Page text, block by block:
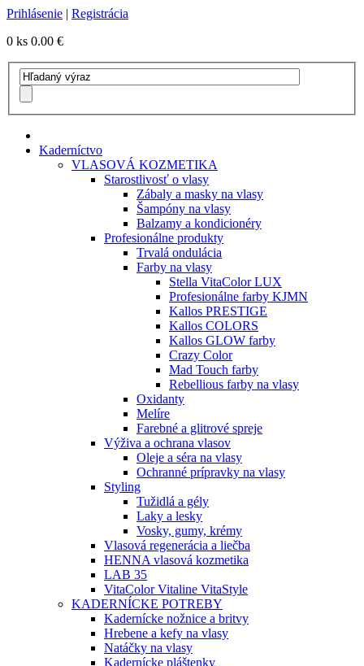
Prihlásenie | Registrácia
0 ks 0.00 €
Kaderníctvo
VLASOVÁ KOZMETIKA
Starostlivosť o vlasy
Zábaly a masky na vlasy
Šampóny na vlasy
Balzamy a kondicionéry
Profesionálne produkty
Trvalá ondulácia
Farby na vlasy
Stella VitaColor LUX
Profesionálne farby KJMN
Kallos PRESTIGE
Kallos COLORS
Kallos GLOW farby
Crazy Color
Mad Touch farby
Rebellious farby na vlasy
Oxidanty
Melíre
Farebné a glitrové spreje
Výživa a ochrana vlasov
Oleje a séra na vlasy
Ochranné prípravky na vlasy
Styling
Tužidlá a gély
Laky a lesky
Vosky, gumy, krémy
Vlasová regenerácia a liečba
HENNA vlasová kozmetika
LAB 35
VitaColor Vitaline VitaStyle
KADERNÍCKE POTREBY
Kadernícke nožnice a britvy
Hrebene a kefy na vlasy
Natáčky na vlasy
Kadernícke pláštenky